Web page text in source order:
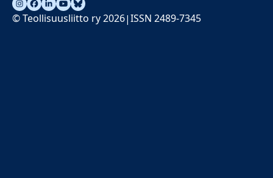
© Teollisuusliitto ry 2026|ISSN 2489-7345